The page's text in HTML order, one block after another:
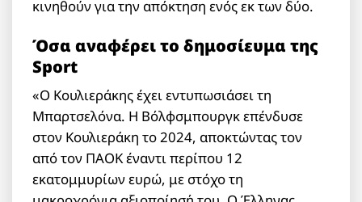
κινηθούν για την απόκτηση ενός εκ των δύο.
Όσα αναφέρει το δημοσίευμα της
Sport
«Ο Κουλιεράκης έχει εντυπωσιάσει τη
Μπαρτσελόνα. Η Βόλφσμπουργκ επένδυσε
στον Κουλιεράκη το 2024, αποκτώντας τον
από τον ΠΑΟΚ έναντι περίπου 12
εκατομμυρίων ευρώ, με στόχο τη